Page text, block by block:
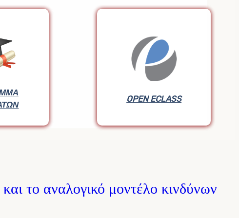
OPEN ECLASS
OPEN ECLASS
το αναλογικό μοντέλο κινδύνων